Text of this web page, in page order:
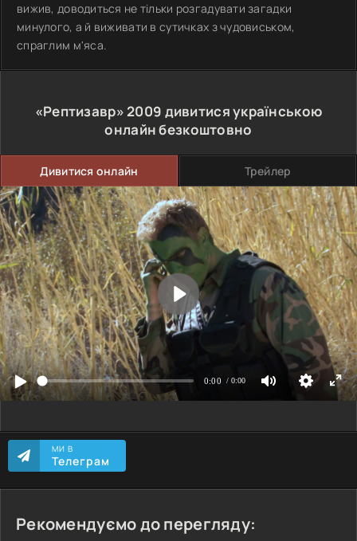
вижив, доводиться не тільки розгадувати загадки
минулого, а й виживати в сутичках з чудовиськом,
спраглим м'яса.
«Рептизавр»2009 дивитися українською
онлайн безкоштовно
Дивитися онлайн Трейлер
МИ В
Телеграм
Рекомендуємо до перегляду: